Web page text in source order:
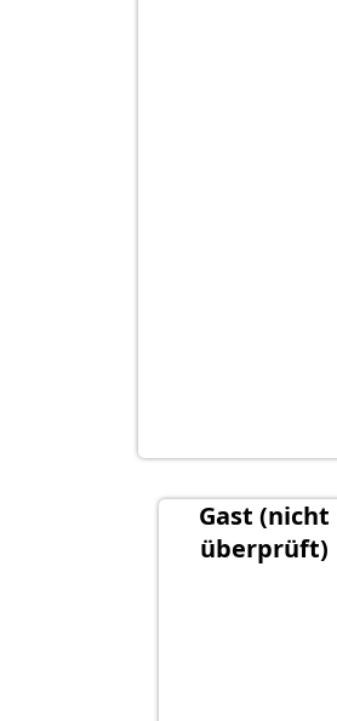
Gast (nicht
überprüft)